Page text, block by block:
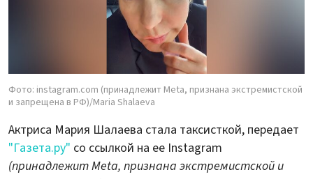
Фото: instagram.com (принадлежит Meta, признана экстремистской
и запрещена в РФ)/Maria Shalaeva
Актриса Мария Шалаева стала таксисткой, передает
"Газета.ру" со ссылкой на ее Instagram
(принадлежит Meta, признана экстремистской и